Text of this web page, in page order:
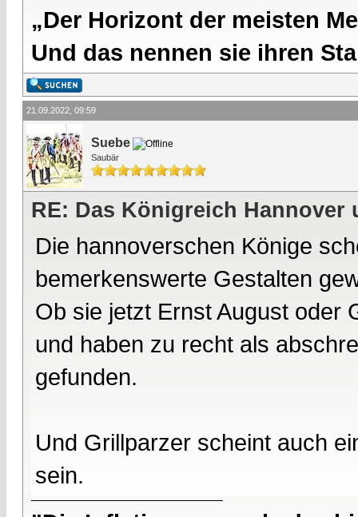
„Der Horizont der meisten
Und das nennen sie ihren
21.09.2022, 09:59
Suebe
Saubär
RE: Das Königreich Hannover
Die hannoverschen Könige
bemerkenswerte Gestalten
Ob sie jetzt Ernst August oder
und haben zu recht als
gefunden.
Und Grillparzer scheint auch
sein.